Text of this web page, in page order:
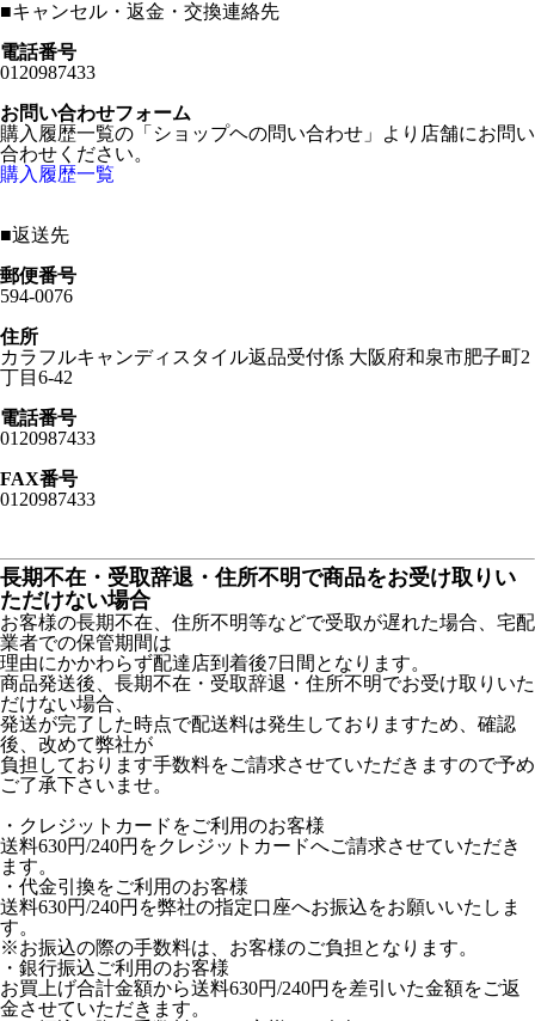
■キャンセル・返金・交換連絡先
電話番号
0120987433
お問い合わせフォーム
購入履歴一覧の「ショップヘの問い合わせ」より店舗にお問い
合わせください。
購入履歴一覧
■返送先
郵便番号
594-0076
住所
カラフルキャンディスタイル返品受付係 大阪府和泉市肥子町2
丁目6-42
電話番号
0120987433
FAX番号
0120987433
長期不在・受取辞退・住所不明で商品をお受け取りい
ただけない場合
お客様の長期不在、住所不明等などで受取が遅れた場合、宅配
業者での保管期間は
理由にかかわらず配達店到着後7日間となります。
商品発送後、長期不在・受取辞退・住所不明でお受け取りいた
だけない場合、
発送が完了した時点で配送料は発生しておりますため、確認
後、改めて弊社が
負担しております手数料をご請求させていただきますので予め
ご了承下さいませ。
・クレジットカードをご利用のお客様
送料630円/240円をクレジットカードへご請求させていただき
ます。
・代金引換をご利用のお客様
送料630円/240円を弊社の指定口座へお振込をお願いいたしま
す。
※お振込の際の手数料は、お客様のご負担となります。
・銀行振込ご利用のお客様
お買上げ合計金額から送料630円/240円を差引いた金額をご返
金させていただきます。